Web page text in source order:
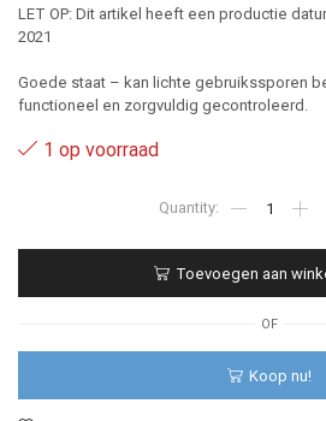
LET OP: Dit artikel heeft een productie
2021
Goede staat – kan lichte gebruikssporen
functioneel en zorgvuldig gecontroleerd.
1 op voorraad
–
Color
Touch
60ml
Toevoegen aan
OF
Koop nu!